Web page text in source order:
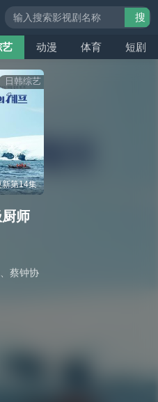
艺 动漫 体育 短剧
搜
日韩综艺
新第14集
师
蔡钟协